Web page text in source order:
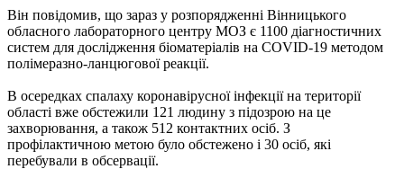
Він повідомив, що зараз у розпорядженні Вінницького
обласного лабораторного центру МОЗ є 1100 діагностичних
систем для дослідження біоматеріалів на СOVID-19 методом
полімеразно-ланцюгової реакції.
В осередках спалаху коронавірусної інфекції на території
області вже обстежили 121 людину з підозрою на це
захворювання, а також 512 контактних осіб. З
профілактичною метою було обстежено і 30 осіб, які
перебували в обсервації.